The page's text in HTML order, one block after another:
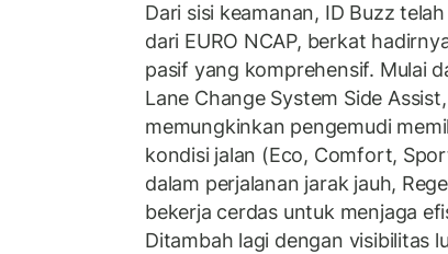
Dari sisi keamanan, ID Buzz
dari EURO NCAP, berkat
pasif yang komprehensif. Mulai
Lane Change System Side
memungkinkan pengemudi
kondisi jalan (Eco, Comfort,
dalam perjalanan jarak jauh,
bekerja cerdas untuk menjaga
Ditambah lagi dengan visibilitas